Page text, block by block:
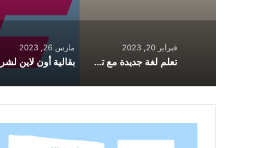
فبراير 20, 2023
تعلم لغة جديدة مع تطبيق لتعلم أكثر من 42 لغة
مارس 26, 2023
اللاجئين